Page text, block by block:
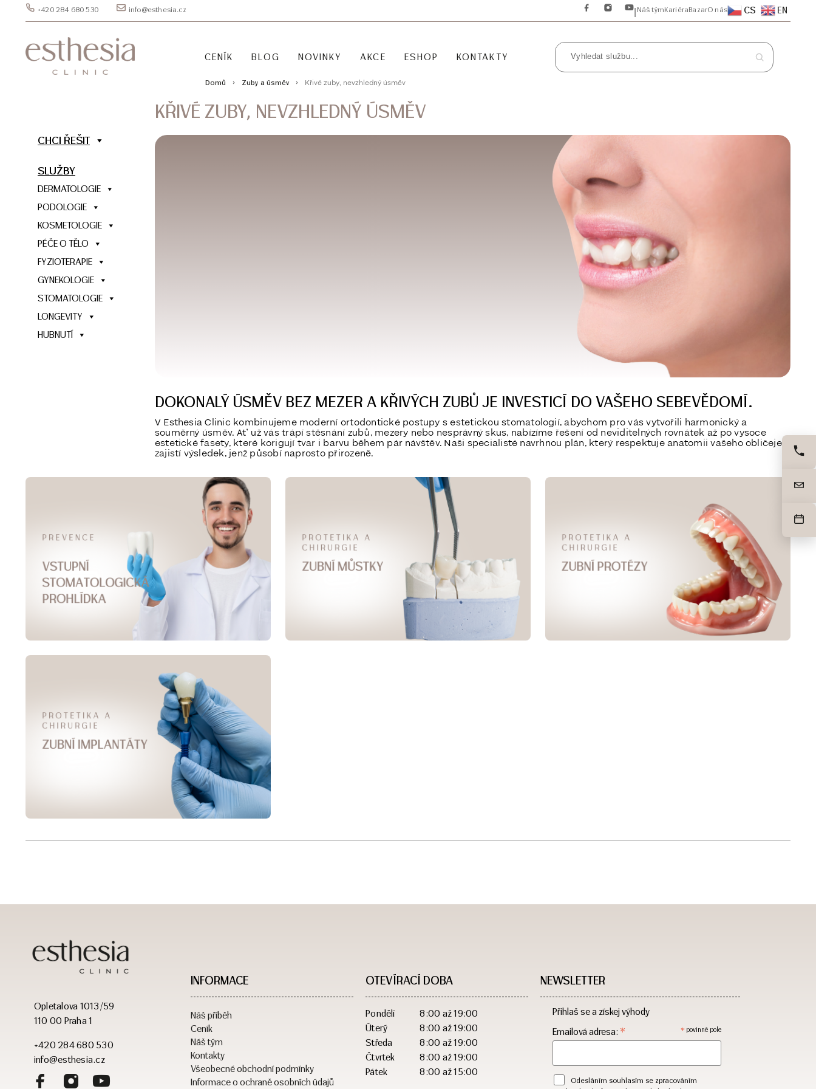
+420 284 680 530 info@esthesia.cz CS EN
O nás
Bazar
Kariéra
Náš tým
CENÍK BLOG NOVINKY AKCE ESHOP KONTAKTY
Domů Zuby a úsměv Křivé zuby, nevzhledný úsměv
CHCI ŘEŠIT
SLUŽBY
DERMATOLOGIE
PODOLOGIE
KOSMETOLOGIE
PÉČE O TĚLO
FYZIOTERAPIE
GYNEKOLOGIE
STOMATOLOGIE
LONGEVITY
HUBNUTÍ
KŘIVÉ ZUBY, NEVZHLEDNÝ ÚSMĚV
DOKONALÝ ÚSMĚV BEZ MEZER A KŘIVÝCH ZUBŮ JE INVESTICÍ DO VAŠEHO SEBEVĚDOMÍ.
V Esthesia Clinic kombinujeme moderní ortodontické postupy s estetickou stomatologií, abychom pro vás vytvořili harmonický a
souměrný úsměv. Ať už vás trápí stěsnání zubů, mezery nebo nesprávný skus, nabízíme řešení od neviditelných rovnátek až po vysoce
estetické fasety, které korigují tvar i barvu během pár návštěv. Naši specialisté navrhnou plán, který respektuje anatomii vašeho obličeje a
zajistí výsledek, jenž působí naprosto přirozeně.
Opletalova 1013/59
110 00 Praha 1
+420 284 680 530
info@esthesia.cz
INFORMACE
Náš příběh
Ceník
Náš tým
Kontakty
Všeobecné obchodní podmínky
Informace o ochraně osobních údajů
OTEVÍRACÍ DOBA​
Pondělí
Úterý
Středa
Čtvrtek
Pátek
8:00 až 19:00
8:00 až 19:00
8:00 až 19:00
8:00 až 19:00
8:00 až 15:00
NEWSLETTER
Přihlaš se a získej výhody
* povinné pole
Emailová adresa: *
Odesláním souhlasím se zpracováním